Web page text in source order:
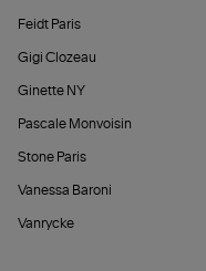
Feidt Paris
Gigi Clozeau
Ginette NY
Pascale Monvoisin
Stone Paris
Vanessa Baroni
Vanrycke